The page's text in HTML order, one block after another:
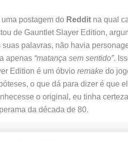
postagem do Reddit na qual
de Gauntlet Slayer Edition,
palavras, não havia
apenas “matança sem sentido”.
Edition é um óbvio remake do
o que dá para dizer é que
o original, eu tinha
da década de 80.